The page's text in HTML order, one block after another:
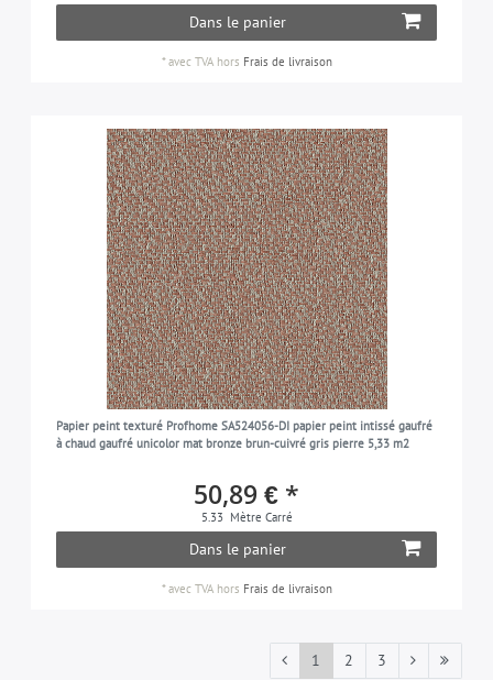
Dans le panier
*avec TVAhors Frais de livraison
Papier peint texturé Profhome SA524056-DI papier peint intissé gaufré
à chaud gaufré unicolor mat bronze brun-cuivré gris pierre 5,33 m2
50,89 € *
5.33 Mètre Carré
Dans le panier
*avec TVAhors Frais de livraison
1 2 3